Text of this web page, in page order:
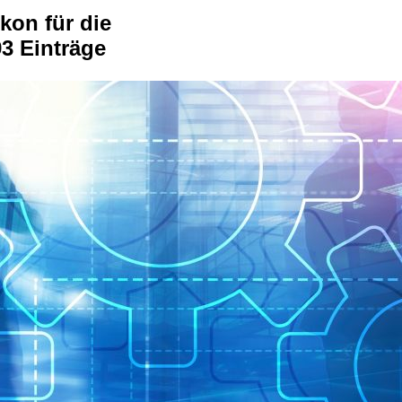
für die
Einträge